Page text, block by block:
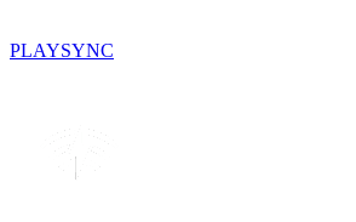
PLAYSYNC